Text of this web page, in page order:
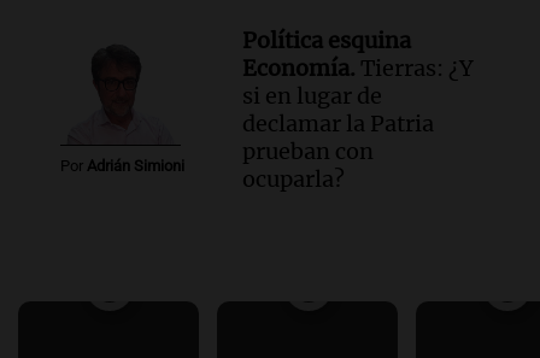
Por Adrián Simioni
Política esquina
Economía. Tierras: ¿Y
si en lugar de
declamar la Patria
prueban con
ocuparla?